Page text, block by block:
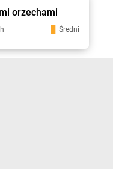
orzechami
Średni